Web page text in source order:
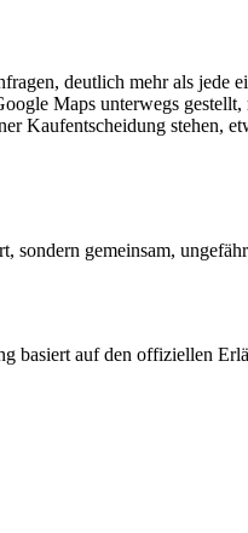
deutlich mehr als jede
Maps unterwegs gestellt,
Kaufentscheidung stehen,
gemeinsam,
auf den offiziellen